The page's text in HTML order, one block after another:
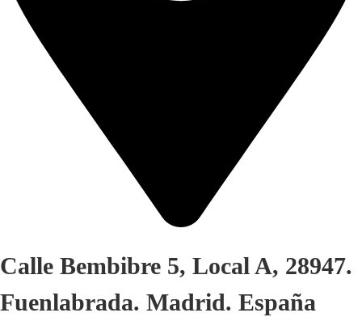
Calle Bembibre 5, Local A, 28947.
Fuenlabrada. Madrid. España